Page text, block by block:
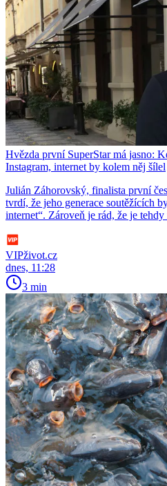
Hvězda první SuperStar má jasno:
Instagram, internet by kolem něj šílel
Julián Záhorovský, finalista první
tvrdí, že jeho generace soutěžících
internet“. Zároveň je rád, že je tehdy
VIPživot.cz
dnes, 11:28
3 min